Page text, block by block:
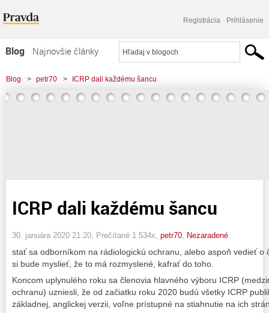
Registrácia Prihlásenie
Blog
Najnovšie články
Najčítanejšie články
Najkomentovanejšie články
Blog > petr70 > ICRP dali každému šancu
ICRP dali každému šancu
30. januára 2020 21:20 , Prečítané 1 534x, petr70 Nezaradené
stať sa odborníkom na rádiologickú ochranu, alebo aspoň vedieť o
si bude myslieť, že to má rozmyslené, kafrať do toho.
Koncom uplynulého roku sa členovia hlavného výboru ICRP
ochranu) uzniesli, že od začiatku roku 2020 budú všetky ICRP
základnej, anglickej verzii, voľne prístupné na stiahnutie na ich